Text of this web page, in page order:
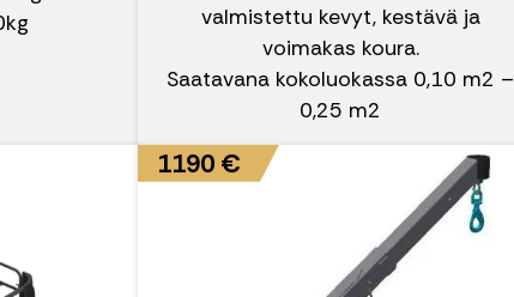
valmistettu kevyt, kestävä ja
voimakas koura.
Saatavana kokoluokassa 0,10 m2 –
0,25 m2
1190 €